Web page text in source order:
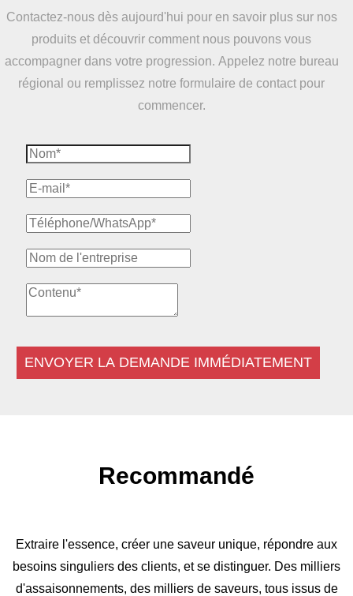
Contactez-nous dès aujourd'hui pour en savoir plus sur nos
produits et découvrir comment nous pouvons vous
accompagner dans votre progression. Appelez notre bureau
régional ou remplissez notre formulaire de contact pour
commencer.
ENVOYER LA DEMANDE IMMÉDIATEMENT
Recommandé
Extraire l'essence, créer une saveur unique, répondre aux
besoins singuliers des clients, et se distinguer. Des milliers
d'assaisonnements, des milliers de saveurs, tous issus de